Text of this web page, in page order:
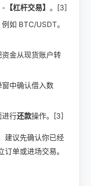
- 【杠杆交易】 。[3]
如 BTC/USDT。
资金从现货账户转
窗中确认借入数
进行还款操作。[3]
建议先确认你已经
单或进场交易。